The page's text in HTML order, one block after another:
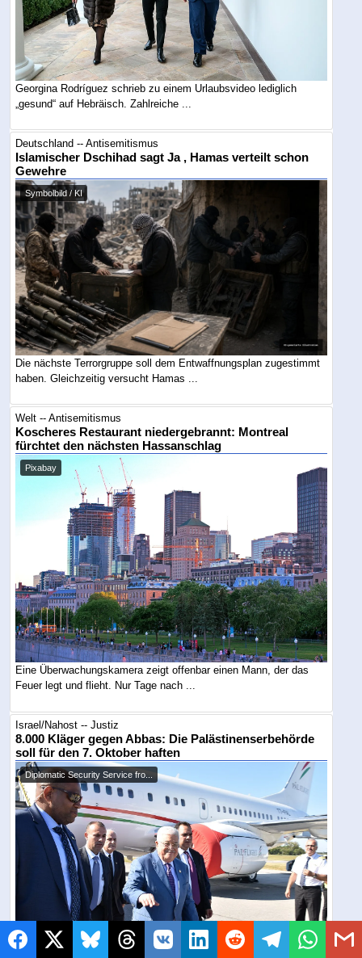
Georgina Rodríguez schrieb zu einem Urlaubsvideo lediglich
„gesund“ auf Hebräisch. Zahlreiche ...
Deutschland -- Antisemitismus
Islamischer Dschihad sagt Ja , Hamas verteilt schon
Gewehre
Symbolbild / KI
Die nächste Terrorgruppe soll dem Entwaffnungsplan zugestimmt
haben. Gleichzeitig versucht Hamas ...
Welt -- Antisemitismus
Koscheres Restaurant niedergebrannt: Montreal
fürchtet den nächsten Hassanschlag
Pixabay
Eine Überwachungskamera zeigt offenbar einen Mann, der das
Feuer legt und flieht. Nur Tage nach ...
Israel/Nahost -- Justiz
8.000 Kläger gegen Abbas: Die Palästinenserbehörde
soll für den 7. Oktober haften
Diplomatic Security Service fro...